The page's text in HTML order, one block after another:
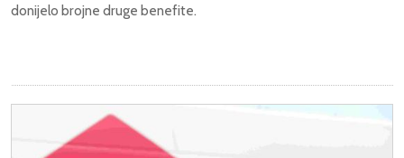
donijelo brojne druge benefite.